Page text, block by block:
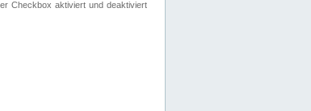
Checkbox aktiviert und deaktiviert